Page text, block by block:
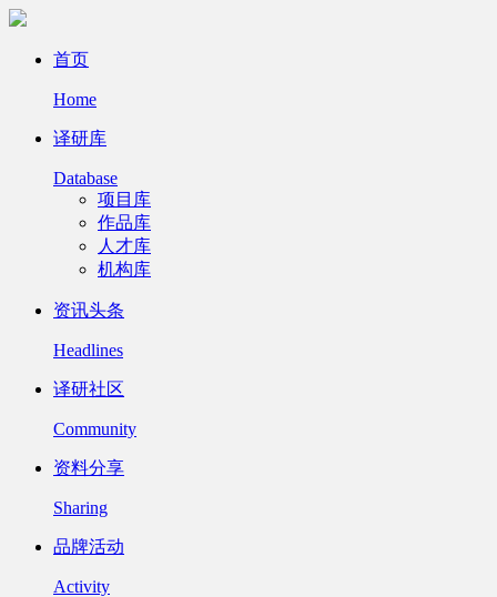
首页
Home
译研库
Database
项目库
作品库
人才库
机构库
资讯头条
Headlines
译研社区
Community
资料分享
Sharing
品牌活动
Activity